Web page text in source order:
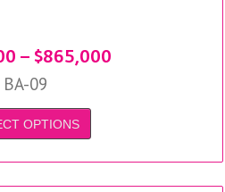
– $865,000
BA-09
OPTIONS